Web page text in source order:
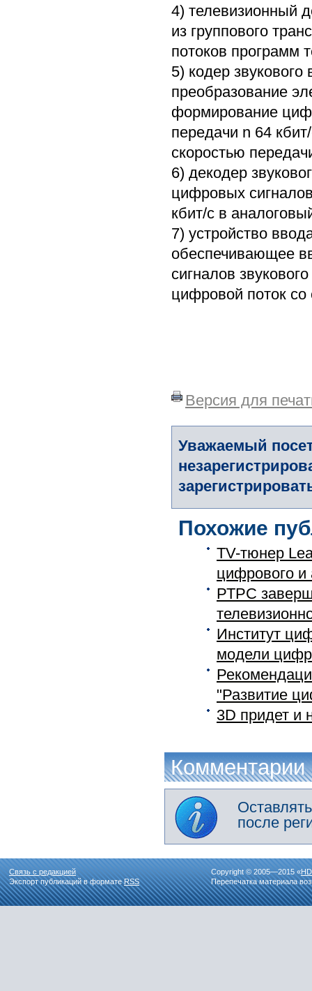
4) телевизионный
из группового
потоков программ
5) кодер
преобразование
формирование
передачи n 64
скоростью
6) декодер
цифровых
кбит/с в
7) устройство
обеспечивающее
сигналов
цифровой поток со
Версия для
Уважаемый
Похожие
TV-тюнер
цифрового и
РТРС
Институт
модели
"Развитие
3D придет и
Комментарии
после
Связь с редакцией
Экспорт публикаций в форматеRSS
Copyright © 2005—2015 «
Перепечатка материала